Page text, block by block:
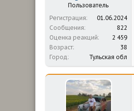
Пользователь
Регистрация
01.06.2024
Сообщения
822
Оценка реакций
2 459
Возраст
38
Город
Тульская обл